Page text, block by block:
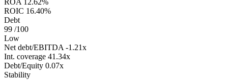
ROA 12.62%
ROIC 16.40%
Debt
99 /100
Low
Net debt/EBITDA -1.21x
Int. coverage 41.34x
Debt/Equity 0.07x
Stability